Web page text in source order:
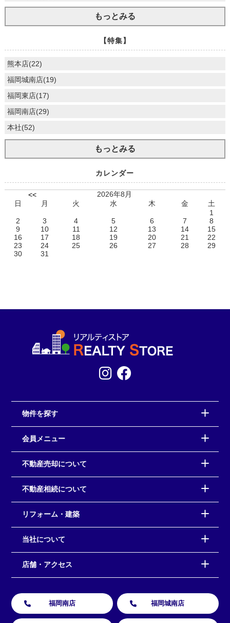
もっとみる
【特集】
熊本店(22)
福岡城南店(19)
福岡東店(17)
福岡南店(29)
本社(52)
もっとみる
カレンダー
<<
2026年8月
日
月 火 水 木 金
土
1
2
3 4 5 6 7
8
9
10 11 12 13 14
15
16
17 18 19 20 21
22
23
24 25 26 27 28
29
30
31
物件を探す
会員メニュー
不動産売却について
不動産相続について
リフォーム・建築
当社について
店舗・アクセス
福岡南店 福岡城南店